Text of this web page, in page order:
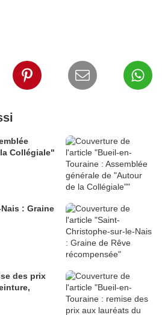
Collégiale"
: Graine
des prix